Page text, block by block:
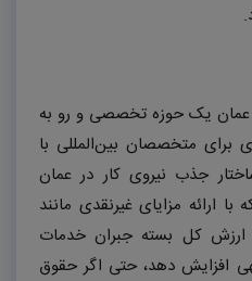
عمان یک حوزه تخصصی و رو به
متخصصان بین‌المللی با
جذب نیروی کار در عمان
ارائه مزایای غیرنقدی مانند
کل بسته جبران خدمات
افزایش دهد، حتی اگر حقوق